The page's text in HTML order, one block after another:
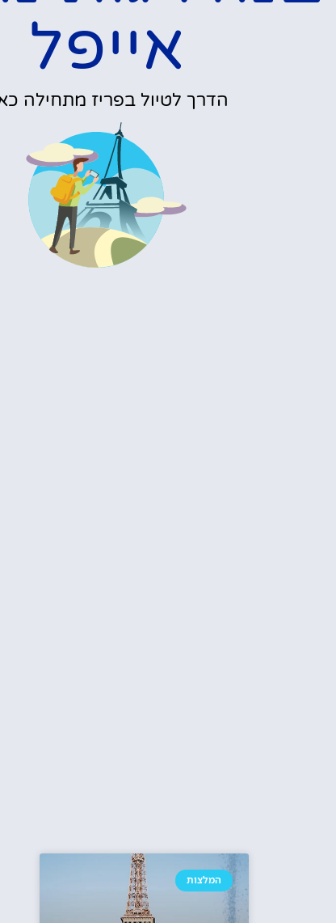
אייפל
הדרך לטיול בפריז מתחילה
המלצות